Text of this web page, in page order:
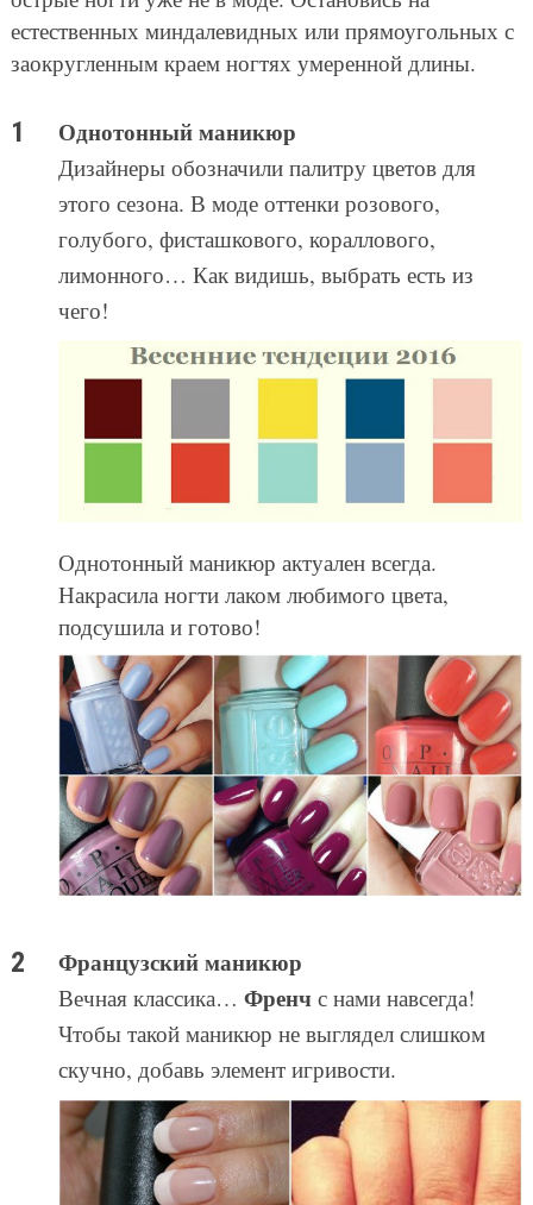
естественных миндалевидных или прямоугольных с
заокругленным краем ногтях умеренной длины.
Однотонный маникюр
Дизайнеры обозначили палитру цветов для
этого сезона. В моде оттенки розового,
голубого, фисташкового, кораллового,
лимонного… Как видишь, выбрать есть из
чего!
Однотонный маникюр актуален всегда.
Накрасила ногти лаком любимого цвета,
подсушила и готово!
Французский маникюр
Вечная классика… Френчс нами навсегда!
Чтобы такой маникюр не выглядел слишком
скучно, добавь элемент игривости.